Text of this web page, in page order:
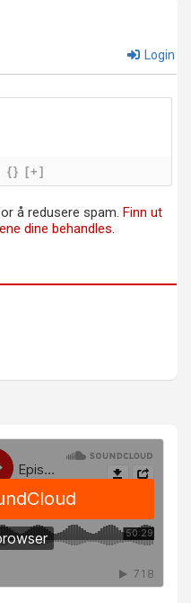
Login
{} [+]
å redusere spam. Finn ut
dine behandles.